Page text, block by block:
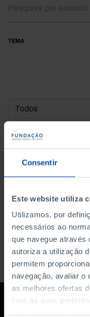
Consentir
Este website utiliza
Utilizamos, por
necessários ao
que navegue através
autoriza a utilização
permitem
navegação, avaliar o
as melhores ofertas
com as suas
TEMA
DATA DE INÍCIO
DATA DE FIM